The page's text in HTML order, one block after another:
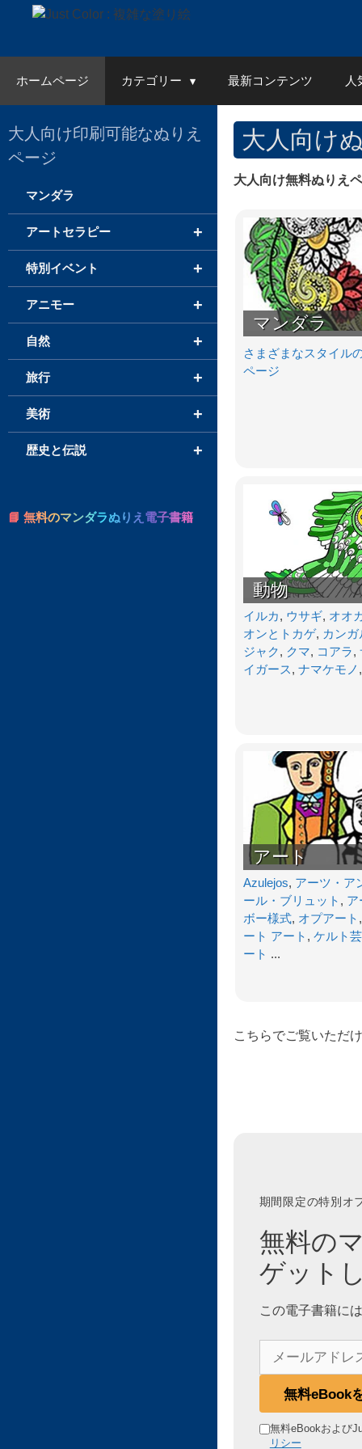
ホームページ カテゴリー 最新コンテンツ 人
大人向け
大人向け無料ぬりえ
マンダラ
さまざまなスタイル
ページ
動物
イルカ, ウサギ, オオ
オンとトカゲ, カンガ
ジャク, クマ, コアラ,
イガース, ナマケモノ
アート
Azulejos, アーツ・ア
ール・ブリュット , ア
ボー様式, オプアート
ート アート , ケルト
ート ...
こちらでご覧いただ
期間限定の特別オ
無料の
ゲット
この電子書籍に
ド
レ
無料eBook
無料eBookおよび
リシー
大人向け印刷可能なぬりえ
ページ
マンダラ
+
アートセラピー
+
特別イベント
+
アニモー
+
自然
+
旅行
+
美術
+
歴史と伝説
📘 無料のマンダラぬりえ電子書籍